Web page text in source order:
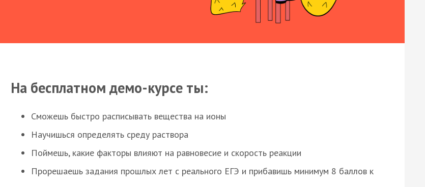
На бесплатном демо-курсе ты:
Сможешь быстро расписывать вещества на ионы
Научишься определять среду раствора
Поймешь, какие факторы влияют на равновесие и скорость реакции
Прорешаешь задания прошлых лет с реального ЕГЭ и прибавишь минимум 8 баллов к